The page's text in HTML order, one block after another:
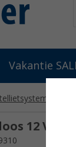
Vakantie
12 V +